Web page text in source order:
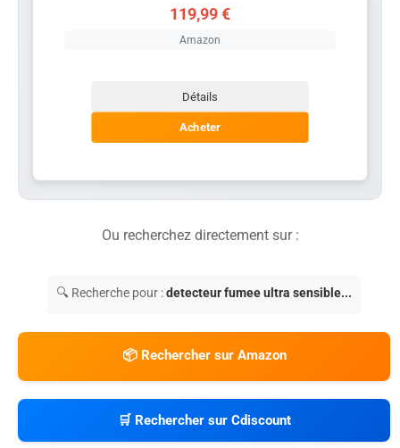
119,99 €
Amazon
Détails
Acheter
Ou recherchez directement sur :
🔍 Recherche pour :detecteur fumee ultra sensible...
📦 Rechercher sur Amazon
🛒 Rechercher sur Cdiscount